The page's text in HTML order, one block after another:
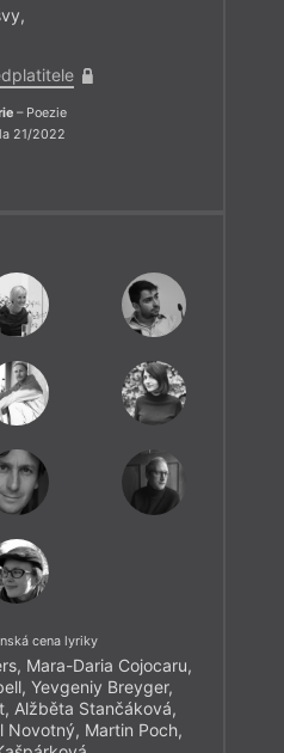
– Poezie
21/2022
cena lyriky
, Mara-Daria Cojocaru,
, Yevgeniy Breyger,
, Alžběta Stančáková,
Novotný, Martin Poch,